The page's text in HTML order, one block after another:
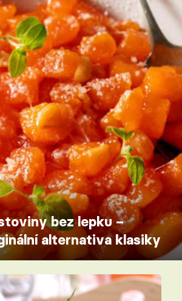
bez lepku –
alternativa klasiky